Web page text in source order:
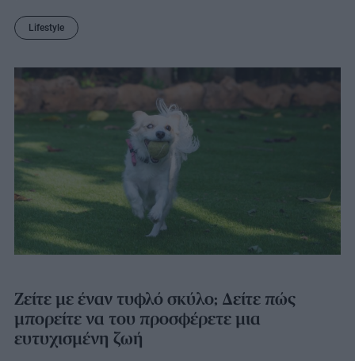
Lifestyle
Ζείτε με έναν τυφλό σκύλο; Δείτε πώς
μπορείτε να του προσφέρετε μια
ευτυχισμένη ζωή